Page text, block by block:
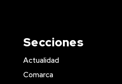
Secciones
Actualidad
Comarca